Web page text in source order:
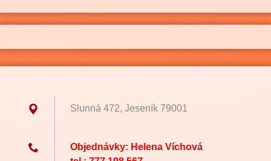
Slunná 472, Jeseník 79001
Objednávky: Helena Víchová